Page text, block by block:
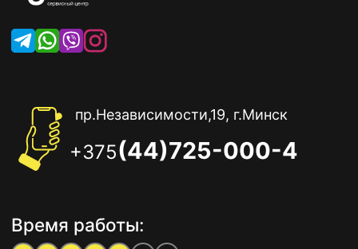
пр.Независимости,19, г.Минск
+375(44)725-000-4
Время работы: